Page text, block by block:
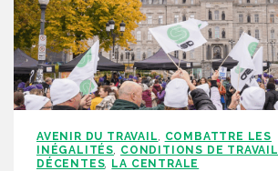
AVENIR DU TRAVAIL
COMBATTRE LES
INÉGALITÉS CONDITIONS DE TRAVAIL
DÉCENTES
LA CENTRALE